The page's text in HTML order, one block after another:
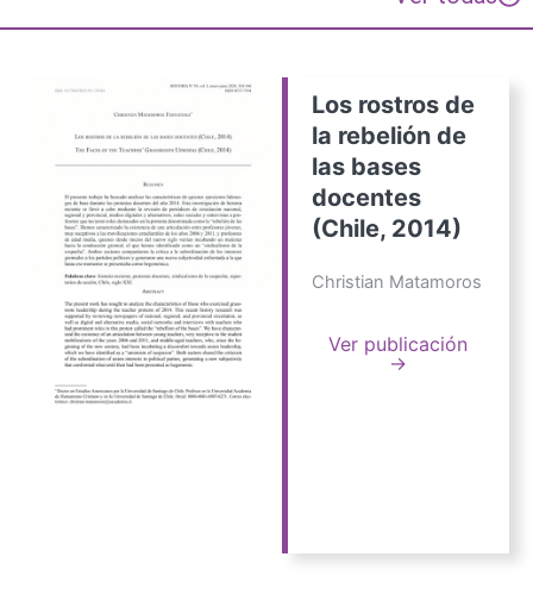
Los rostros de
la rebelión de
las bases
docentes
(Chile, 2014)
Christian Matamoros
Ver publicación
→